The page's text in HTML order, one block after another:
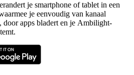
je smartphone of tablet in een
je eenvoudig van kanaal
door apps bladert en je Ambilight-